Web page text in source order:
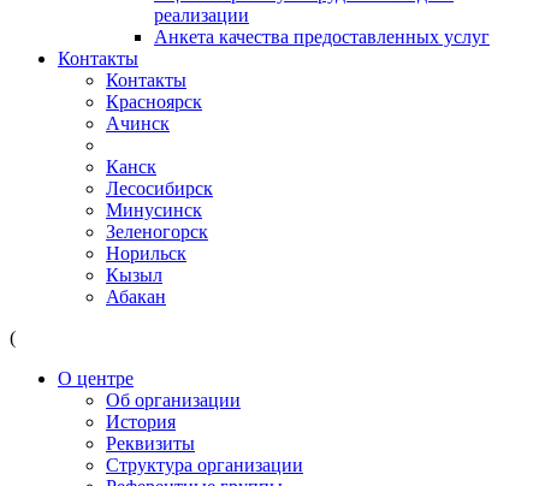
реализации
Анкета качества предоставленных услуг
Контакты
Контакты
Красноярск
Ачинск
Канск
Лесосибирск
Минусинск
Зеленогорск
Норильск
Кызыл
Абакан
(
О центре
Об организации
История
Реквизиты
Структура организации